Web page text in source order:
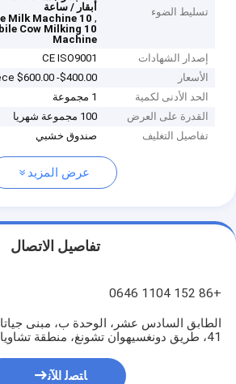
تسليط الضوء
أبقار / ساعة
,
10 Cows/H Cattle Milk Machine
Cow Milking
Machine
إصدار الشهادات
CE ISO9001
الأسعار
$400.00- $600.00 piece
الحد الأدنى لكمية
1 مجموعة
القدرة على العرض
100 مجموعة شهريا
تفاصيل التغليف
صندوق خشبي
عرض المزيد
تفاصيل الاتصال
+86 152 1104 0646
الطابق السادس عشر، الوحدة ب، مبنى
41، طريق دونغسيهوان تشونغ، منطقة تشاويانغ، بكين
ﺎﺘﺼﻟ ﺍﻶﻧ